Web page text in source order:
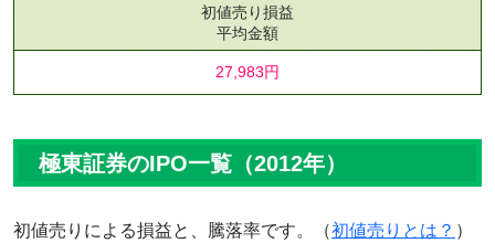
初値売り損益
平均金額
27,983円
極東証券のIPO一覧（2012年）
初値売りによる損益と、騰落率です。（初値売りとは？ ）